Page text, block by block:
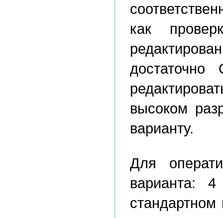
как
высоком
варианту.
Для
варианта: